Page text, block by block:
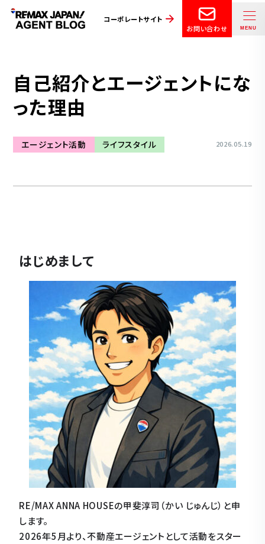
コーポレートサイト
お問い合わせ
自己紹介とエージェントにな
った理由
エージェント活動 ライフスタイル 2026.05.19
はじめまして
RE/MAX ANNA HOUSEの甲斐淳司（かい じゅんじ）と申
します。
2026年5月より、不動産エージェントとして活動をスター